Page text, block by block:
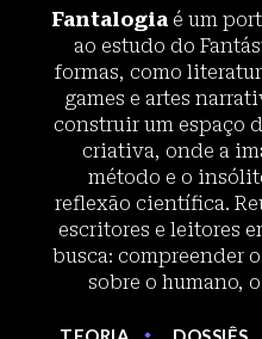
Fantalogia é um
ao estudo do
formas, como
games e artes
construir um espaço
criativa, onde a
método e o
reflexão científica.
escritores e leitores
busca: compreender
sobre o humano,